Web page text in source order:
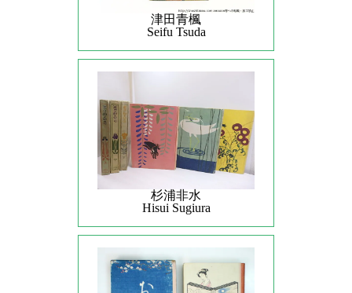
津田青楓
Seifu Tsuda
杉浦非水
Hisui Sugiura